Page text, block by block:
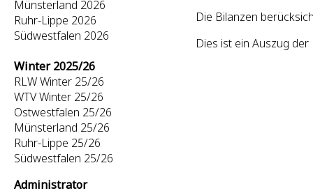
Münsterland 2026
Ruhr-Lippe 2026
Südwestfalen 2026
Winter 2025/26
RLW Winter 25/26
WTV Winter 25/26
Ostwestfalen 25/26
Münsterland 25/26
Ruhr-Lippe 25/26
Südwestfalen 25/26
Administrator
Die Bilanzen
Dies ist ein Auszug